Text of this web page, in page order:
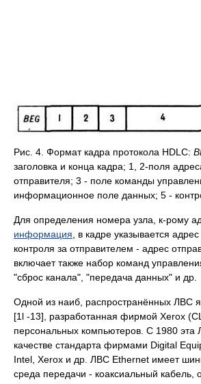
Рис. 4. Формат кадра протокола HDLC:
заголовка и конца кадра; 1, 2-поля
отправителя; 3 - поле команды
информационное поле данных; 5 -
Для определения номера узла, к-рому
информация , в кадре указывается
контроля за отправителем - адрес
включает также набор команд
"сброс канала", "передача данных" и др.
Одной из наиб, распространённых ЛВС
[1l -13], разработанная фирмой Xerox
персональных компьютеров. С 1980 эта
качестве стандарта фирмами Digital
Intel, Xerox и др. ЛВС Ethernet имеет
среда передачи - коаксиальный кабель,